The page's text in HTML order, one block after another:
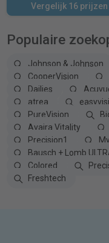
Vergelijk 16 prijzen
Populaire
Johnson & Johnson
CooperVision
Dailies
atrea
PureVision
Avaira Vitality
Precision1
Bausch + Lomb
Colored
Freshtech